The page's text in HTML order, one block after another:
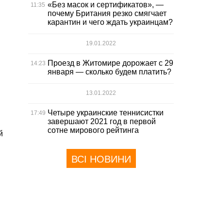
11:35 «Без масок и сертификатов», —
почему Британия резко смягчает
карантин и чего ждать украинцам?
19.01.2022
14:23 Проезд в Житомире дорожает с 29
января — сколько будем платить?
13.01.2022
17:49 Четыре украинские теннисистки
завершают 2021 год в первой
сотне мирового рейтинга
ВСІ НОВИНИ